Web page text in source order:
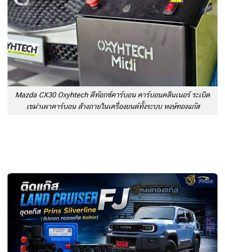
Mazda CX30 Oxyhtech ดีท๊อกซ์คาร์บอน คาร์บอนคลีนเนอร์ ระเบิด
เขม่าเผาคาร์บอน ล้างภายในเครื่องยนต์ทั้งระบบ หงษ์ทองแก๊ส